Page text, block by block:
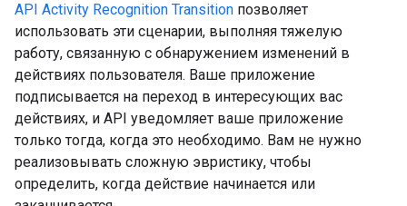
API Activity Recognition Transition позволяет
использовать эти сценарии, выполняя тяжелую
работу, связанную с обнаружением изменений в
действиях пользователя. Ваше приложение
подписывается на переход в интересующих вас
действиях, и API уведомляет ваше приложение
только тогда, когда это необходимо. Вам не нужно
реализовывать сложную эвристику, чтобы
определить, когда действие начинается или